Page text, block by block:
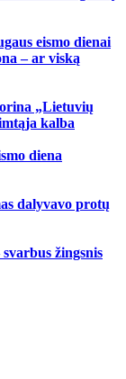
eismo dienai
– ar viską
„Lietuvių
kalba
diena
dalyvavo protų
žingsnis